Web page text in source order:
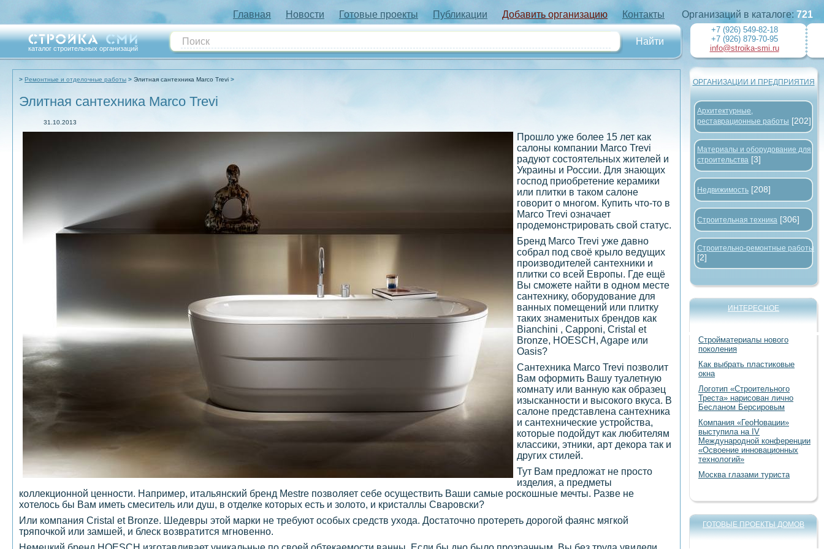
Главная Новости Готовые проекты Публикации Добавить организацию Контакты
каталог строительных организаций
Ремонтные и отделочные работы Элитная сантехника Marco Trevi
Элитная сантехника Marco Trevi
31.10.2013
Прошло уже более 15 лет как
салоны компании Marco Trevi
радуют состоятельных жителей и
Украины и России. Для знающих
господ приобретение керамики
или плитки в таком салоне
говорит о многом. Купить что-то в
Marco Trevi означает
продемонстрировать свой статус.
Бренд Marco Trevi уже давно
собрал под своё крыло ведущих
производителей сантехники и
плитки со всей Европы. Где ещё
Вы сможете найти в одном месте
сантехнику, оборудование для
ванных помещений или плитку
таких знаменитых брендов как
Bianchini , Capponi, Cristal et
Bronze, HOESCH, Agape или
Oasis?
Сантехника Marco Trevi позволит
Вам оформить Вашу туалетную
комнату или ванную как образец
изысканности и высокого вкуса. В
салоне представлена сантехника
и сантехнические устройства,
которые подойдут как любителям
классики, этники, арт декора так и
других стилей.
Тут Вам предложат не просто
изделия, а предметы
коллекционной ценности. Например, итальянский бренд Mestre позволяет себе осуществить Ваши самые роскошные мечты. Разве не
хотелось бы Вам иметь смеситель или душ, в отделке которых есть и золото, и кристаллы Сваровски?
Или компания Cristal et Bronze. Шедевры этой марки не требуют особых средств ухода. Достаточно протереть дорогой фаянс мягкой
тряпочкой или замшей, и блеск возвратится мгновенно.
Организаций в каталоге: 721
+7 (926) 549-82-18
+7 (926) 879-70-95
info@stroika-smi.ru
ОРГАНИЗАЦИИ И ПРЕДПРИЯТИЯ
Архитектурные,
реставрационные работы [202]
Материалы и оборудование для
строительства [3]
Недвижимость [208]
Строительная техника [306]
Строительно-ремонтные работы
[2]
ИНТЕРЕСНОЕ
Стройматериалы нового
поколения
Как выбрать пластиковые
окна
Логотип «Строительного
Треста» нарисован лично
Бесланом Берсировым
Компания «ГеоНовации»
выступила на IV
Международной конференции
«Освоение инновационных
технологий»
Москва глазами туриста
ГОТОВЫЕ ПРОЕКТЫ ДОМОВ